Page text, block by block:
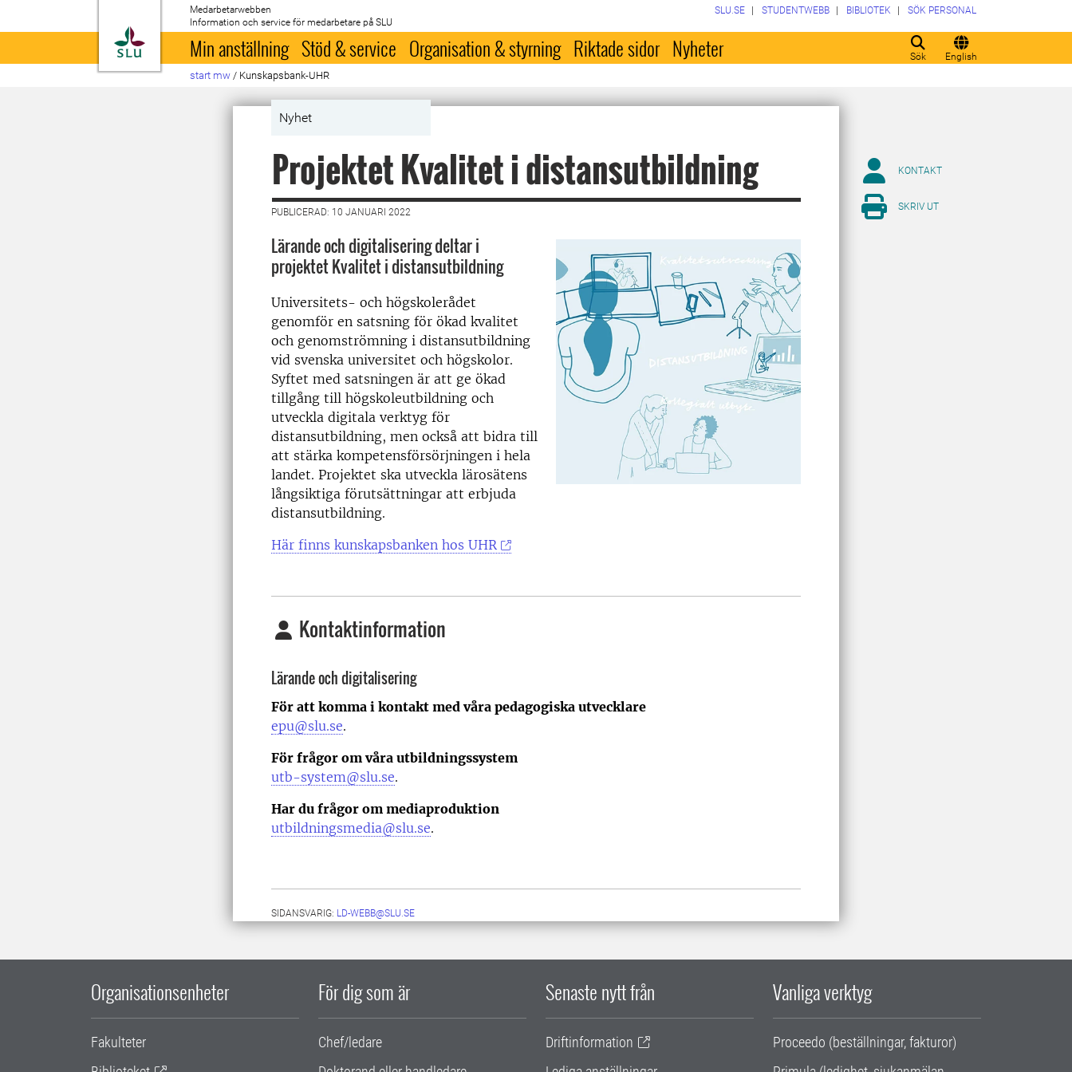
Till startsida
Medarbetarwebben
Information och service för medarbetare på SLU
Sök English
SLU.SE STUDENTWEBB BIBLIOTEK SÖK PERSONAL
Min anställning Stöd & service Organisation & styrning Riktade sidor Nyheter
start mw / Kunskapsbank-UHR
Nyhet
Projektet Kvalitet i distansutbildning
PUBLICERAD: 10 JANUARI 2022
Lärande och digitalisering deltar i
projektet Kvalitet i distansutbildning
Universitets- och högskolerådet
genomför en satsning för ökad kvalitet
och genomströmning i distansutbildning
vid svenska universitet och högskolor.
Syftet med satsningen är att ge ökad
tillgång till högskoleutbildning och
utveckla digitala verktyg för
distansutbildning, men också att bidra till
att stärka kompetensförsörjningen i hela
landet. Projektet ska utveckla lärosätens
långsiktiga förutsättningar att erbjuda
distansutbildning.
Här finns kunskapsbanken hos UHR
Kontaktinformation
Lärande och digitalisering
För att komma i kontakt med våra pedagogiska utvecklare
epu@slu.se.
För frågor om våra utbildningssystem
utb-system@slu.se.
Har du frågor om mediaproduktion
utbildningsmedia@slu.se.
SIDANSVARIG: LD-WEBB@SLU.SE
KONTAKT
SKRIV UT
Organisationsenheter
Fakulteter
För dig som är
Chef/ledare
Senaste nytt från
Driftinformation
Vanliga verktyg
Proceedo (beställningar, fakturor)